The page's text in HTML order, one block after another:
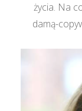
życia. Na
damą-